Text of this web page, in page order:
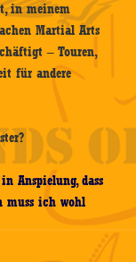
in meinem
Martial Arts
– Touren,
für andere
Anspielung, dass
muss ich wohl